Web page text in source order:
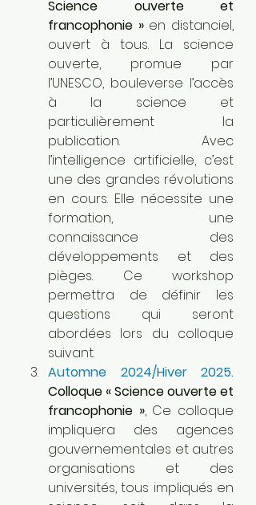
Science ouverte et
francophonie » en distanciel,
ouvert à tous. La science
ouverte, promue par
l’UNESCO, bouleverse l’accès
à la science et
particulièrement la
publication. Avec
l’intelligence artificielle, c’est
une des grandes révolutions
en cours. Elle nécessite une
formation, une
connaissance des
développements et des
pièges. Ce workshop
permettra de définir les
questions qui seront
abordées lors du colloque
suivant.
Automne 2024/Hiver 2025.
Colloque « Science ouverte et
francophonie », Ce colloque
impliquera des agences
gouvernementales et autres
organisations et des
universités, tous impliqués en